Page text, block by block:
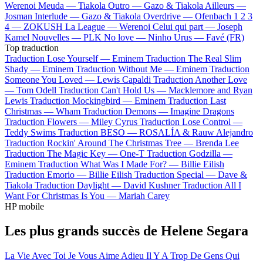
Werenoi Meuda — Tiakola Outro — Gazo & Tiakola Ailleurs —
Josman Interlude — Gazo & Tiakola Overdrive — Ofenbach 1 2 3
4 — ZOKUSH La League — Werenoi Celui qui part — Joseph
Kamel Nouvelles — PLK No love — Ninho Urus — Favé (FR)
Top traduction
Traduction Lose Yourself — Eminem Traduction The Real Slim
Shady — Eminem Traduction Without Me — Eminem Traduction
Someone You Loved — Lewis Capaldi Traduction Another Love
— Tom Odell Traduction Can't Hold Us — Macklemore and Ryan
Lewis Traduction Mockingbird — Eminem Traduction Last
Christmas — Wham Traduction Demons — Imagine Dragons
Traduction Flowers — Miley Cyrus Traduction Lose Control —
Teddy Swims Traduction BESO — ROSALÍA & Rauw Alejandro
Traduction Rockin' Around The Christmas Tree — Brenda Lee
Traduction The Magic Key — One-T Traduction Godzilla —
Eminem Traduction What Was I Made For? — Billie Eilish
Traduction Emorio — Billie Eilish Traduction Special — Dave &
Tiakola Traduction Daylight — David Kushner Traduction All I
Want For Christmas Is You — Mariah Carey
HP mobile
Les plus grands succès de Helene Segara
La Vie Avec Toi Je Vous Aime Adieu Il Y A Trop De Gens Qui